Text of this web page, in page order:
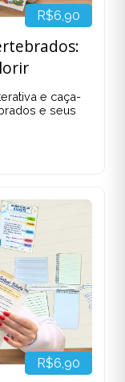
R$6,90
e caça-
e seus
R$6,90